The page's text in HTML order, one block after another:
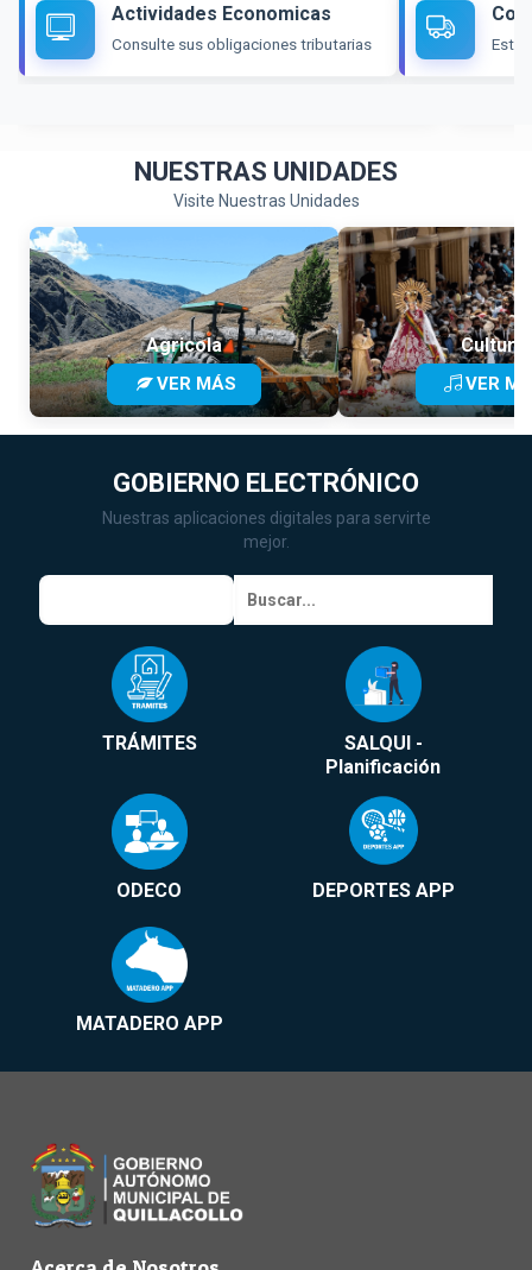
Publicado por
Andres Flores Escobar
21-07-2026
21-
Actividades Economicas
Consulte sus obligaciones tributarias
NUESTRAS UNIDADES
Visite Nuestras Unidades
Agricola
VER MÁS
Cultura
VER
GOBIERNO ELECTRÓNICO
Nuestras aplicaciones digitales para servirte
mejor.
TRÁMITES
SALQUI -
Planificación
ODECO DEPORTES APP
MATADERO APP